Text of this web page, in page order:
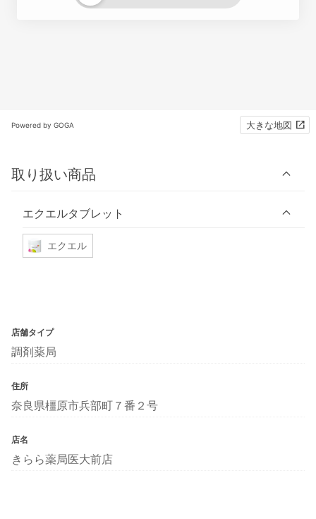
Powered by GOGA 大きな地図
取り扱い商品
エクエルタブレット
エクエル
店舗タイプ
調剤薬局
住所
奈良県橿原市兵部町７番２号
店名
きらら薬局医大前店